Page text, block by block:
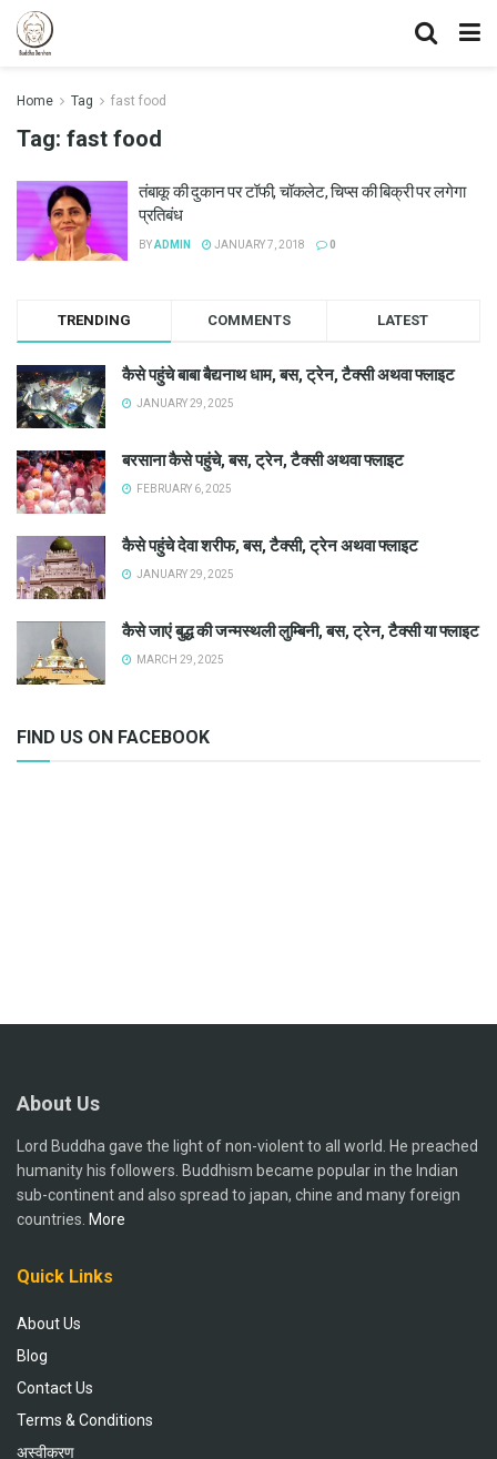
Home Tag fast food
Tag: fast food
तंबाकू की दुकान पर टॉफी, चॉकलेट, चिप्स की बिक्री पर लगेगा
प्रतिबंध
BYADMIN JANUARY 7, 2018 0
TRENDING COMMENTS LATEST
कैसे पहुंचे बाबा बैद्यनाथ धाम, बस, ट्रेन, टैक्सी अथवा फ्लाइट
JANUARY 29, 2025
बरसाना कैसे पहुंचे, बस, ट्रेन, टैक्सी अथवा फ्लाइट
FEBRUARY 6, 2025
कैसे पहुंचे देवा शरीफ, बस, टैक्सी, ट्रेन अथवा फ्लाइट
JANUARY 29, 2025
कैसे जाएं बुद्ध की जन्मस्थली लुम्बिनी, बस, ट्रेन, टैक्सी या फ्लाइट
MARCH 29, 2025
FIND US ON FACEBOOK
About Us
Lord Buddha gave the light of non-violent to all world. He preached
humanity his followers. Buddhism became popular in the Indian
sub-continent and also spread to japan, chine and many foreign
countries. More
Quick Links
About Us
Blog
Contact Us
Terms & Conditions
अस्वीकरण